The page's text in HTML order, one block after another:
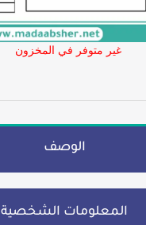
غير متوفر في المخزون
الوصف
المعلومات الشخصية